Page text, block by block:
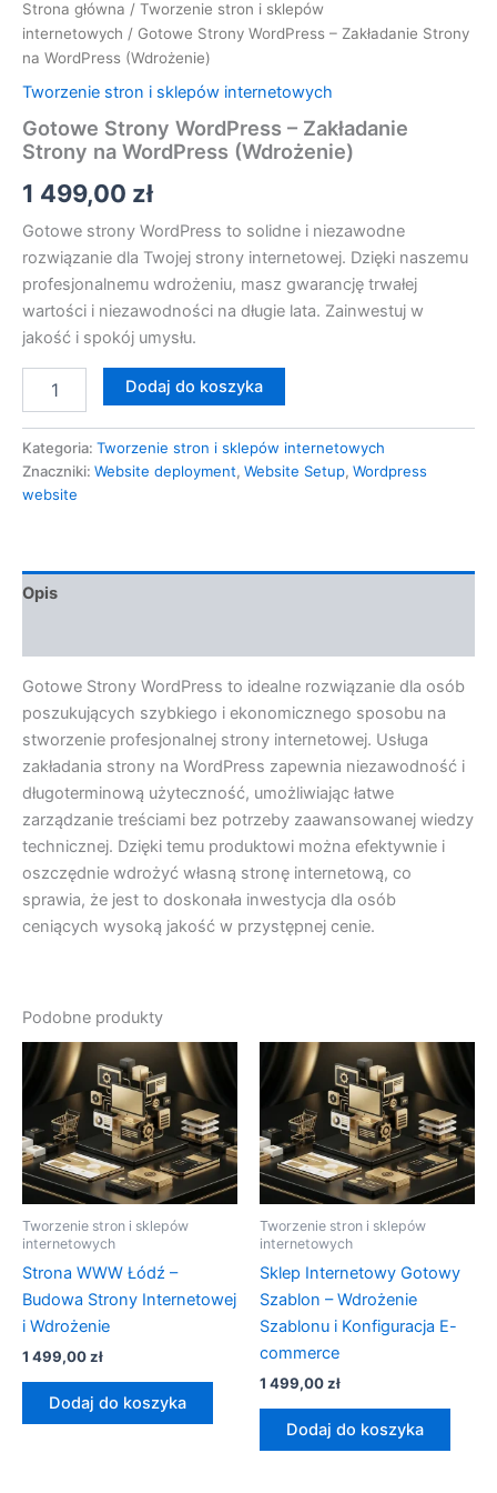
Strona główna / Tworzenie stron i sklepów
internetowych / Gotowe Strony WordPress – Zakładanie Strony
na WordPress (Wdrożenie)
Tworzenie stron i sklepów internetowych
Gotowe Strony WordPress – Zakładanie
Strony na WordPress (Wdrożenie)
1 499,00 zł
Gotowe strony WordPress to solidne i niezawodne
rozwiązanie dla Twojej strony internetowej. Dzięki naszemu
profesjonalnemu wdrożeniu, masz gwarancję trwałej
wartości i niezawodności na długie lata. Zainwestuj w
jakość i spokój umysłu.
Dodaj do koszyka
Kategoria: Tworzenie stron i sklepów internetowych
Znaczniki: Website deployment, Website Setup, Wordpress
website
Opis
Gotowe Strony WordPress to idealne rozwiązanie dla osób
poszukujących szybkiego i ekonomicznego sposobu na
stworzenie profesjonalnej strony internetowej. Usługa
zakładania strony na WordPress zapewnia niezawodność i
długoterminową użyteczność, umożliwiając łatwe
zarządzanie treściami bez potrzeby zaawansowanej wiedzy
technicznej. Dzięki temu produktowi można efektywnie i
oszczędnie wdrożyć własną stronę internetową, co
sprawia, że jest to doskonała inwestycja dla osób
ceniących wysoką jakość w przystępnej cenie.
Podobne produkty
Tworzenie stron i sklepów
internetowych
Strona WWW Łódź –
Budowa Strony Internetowej
i Wdrożenie
1 499,00zł
Dodaj do koszyka
Tworzenie stron i sklepów
internetowych
Sklep Internetowy Gotowy
Szablon – Wdrożenie
Szablonu i Konfiguracja E-
commerce
1 499,00zł
Dodaj do koszyka